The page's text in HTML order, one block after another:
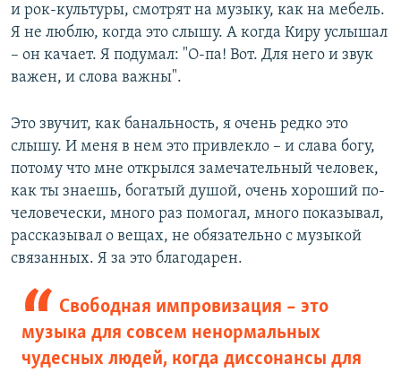
и рок-культуры, смотрят на музыку, как на мебель.
Я не люблю, когда это слышу. А когда Киру услышал
– он качает. Я подумал: "О-па! Вот. Для него и звук
важен, и слова важны".
Это звучит, как банальность, я очень редко это
слышу. И меня в нем это привлекло – и слава богу,
потому что мне открылся замечательный человек,
как ты знаешь, богатый душой, очень хороший по-
человечески, много раз помогал, много показывал,
рассказывал о вещах, не обязательно с музыкой
связанных. Я за это благодарен.
Свободная импровизация – это
музыка для совсем ненормальных
чудесных людей, когда диссонансы для